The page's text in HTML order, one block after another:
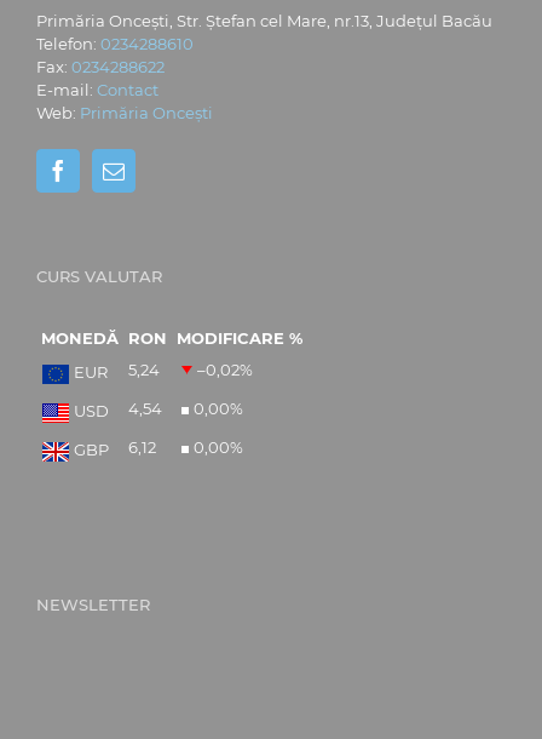
Primăria Oncești, Str. Ștefan cel Mare, nr.13, Județul Bacău
Telefon: 0234288610
Fax: 0234288622
E-mail: Contact
Web: Primăria Oncești
CURS VALUTAR
MONEDĂ RON
MODIFICARE %
EUR
5,24 –0,02%
USD 4,54 0,00%
GBP 6,12 0,00%
NEWSLETTER